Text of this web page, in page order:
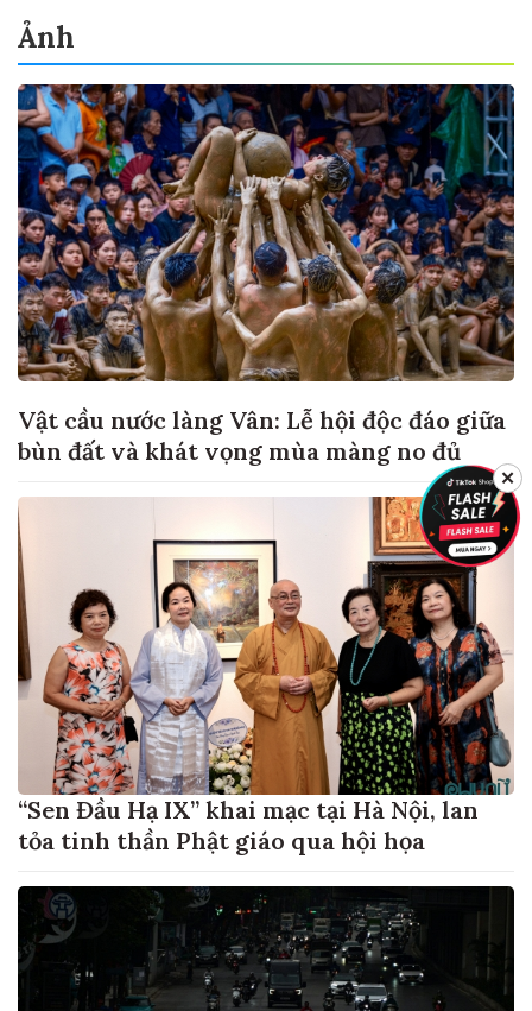
Ảnh
Vật cầu nước làng Vân: Lễ hội độc đáo giữa
bùn đất và khát vọng mùa màng no đủ
“Sen Đầu Hạ IX” khai mạc tại Hà Nội, lan
tỏa tinh thần Phật giáo qua hội họa
✕